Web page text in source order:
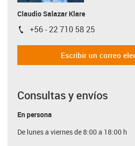
Claudio Salazar Klare
igus-icon-phone
+56 - 22 710 58 25
Escribir un correo
Consultas y envíos
En persona
De lunes a viernes de 8:00 a 18:00 h